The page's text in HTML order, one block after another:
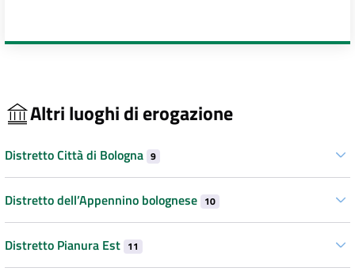
Altri luoghi di erogazione
Distretto Città di Bologna 9
Distretto dell’Appennino bolognese 10
Distretto Pianura Est 11